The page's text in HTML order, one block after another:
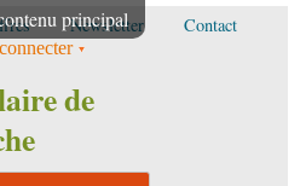
principal
Newsletter Contact
de